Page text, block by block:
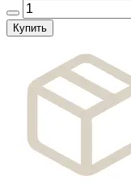
Купить